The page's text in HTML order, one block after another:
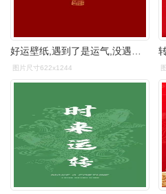
好运壁纸,遇到了是运气,没遇到也是运气
图片尺寸622x1244